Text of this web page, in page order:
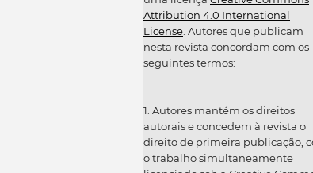
Attribution 4.0 International
License. Autores que publicam
nesta revista concordam com os
seguintes termos:
1. Autores mantém os direitos
autorais e concedem à revista o
direito de primeira publicação,
o trabalho simultaneamente